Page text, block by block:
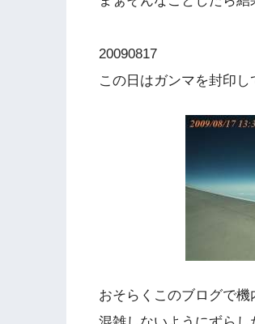
20090817
この日はガンマを封印
おそらくこのブログで